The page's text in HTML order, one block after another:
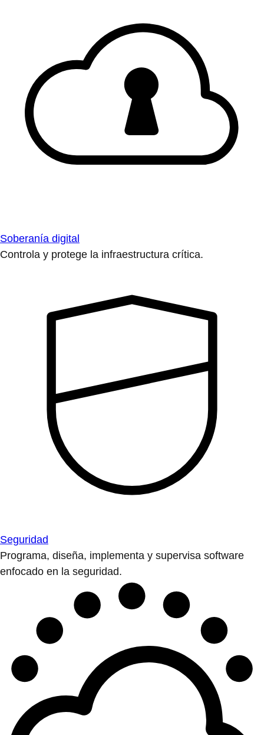
Soberanía digital
Controla y protege la infraestructura crítica.
Seguridad
Programa, diseña, implementa y supervisa software
enfocado en la seguridad.